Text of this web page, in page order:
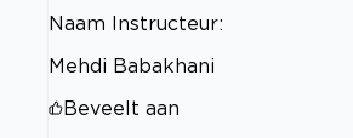
Naam Instructeur:
Mehdi Babakhani
Beveelt aan